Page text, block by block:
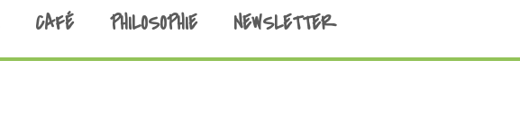
CAFÉ PHILOSOPHIE NEWSLETTER